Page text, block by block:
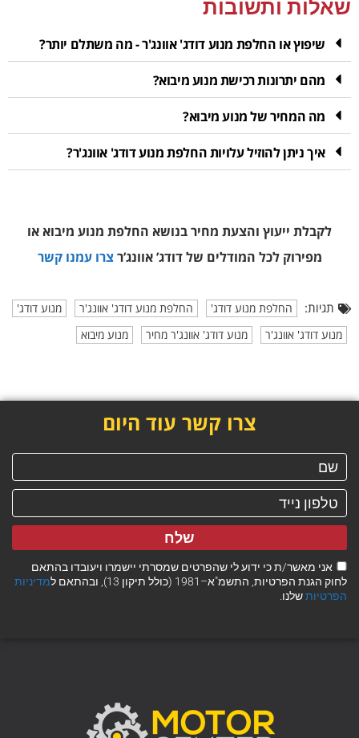
שאלות ותשובות
שיפוץ או החלפת מנוע דודג' אוונג'ר - מה משתלם יותר?
מהם יתרונות רכישת מנוע מיבוא?
מה המחיר של מנוע מיבוא?
איך ניתן להוזיל עלויות החלפת מנוע דודג' אוונג'ר?
לקבלת ייעוץ והצעת מחיר בנושא החלפת מנוע מיבוא או
מפירוקלכל המודלים של דודג’ אוונג’רצרו עמנו קשר
תגיות: החלפת מנוע דודג' החלפת מנוע דודג' אוונג'ר
מנוע דודג'
מנוע דודג' אוונג'ר
מנוע דודג' אוונג'ר מחיר מנוע מיבוא
צרו קשר עוד היום
אני מאשר/ת כי ידוע לי שהפרטים שמסרתי יישמרו ויעובדו בהתאם
לחוק הגנת הפרטיות, התשמ"א–1981 (כולל תיקון 13), ובהתאם ל
מדיניות
הפרטיותשלנו.
שלח